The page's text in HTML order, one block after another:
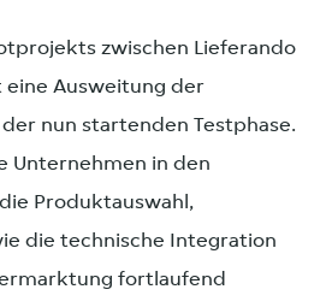
zwischen Lieferando
Ausweitung der
nun startenden Testphase.
Unternehmen in den
Produktauswahl,
die technische Integration
fortlaufend